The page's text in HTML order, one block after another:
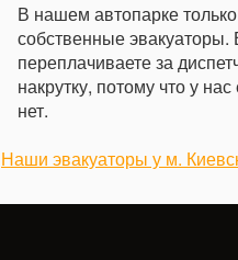
В нашем автопарке только
собственные
переплачиваете за
накрутку, потому что у
нет.
Наши эвакуаторы у м.